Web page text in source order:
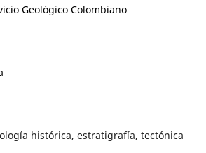
Geológico Colombiano
histórica, estratigrafía, tectónica